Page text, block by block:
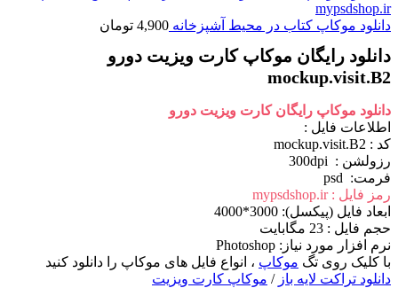
دانلود موکاپ کتاب در محیط آشپزخانه 4,900 تومان
دانلود رایگان موکاپ کارت ویزیت دورو
mockup.visit.B2
دانلود موکاپ رایگان کارت ویزیت دورو
اطلاعات فايل :
کد : mockup.visit.B2
رزولشن : 300dpi
فرمت: psd
رمز فایل : mypsdshop.ir
ابعاد فايل (پيکسل): 3000*4000
حجم فايل : 23 مگابایت
نرم افزار مورد نياز: Photoshop
با کلیک روی تگ موکاپ ، انواع فایل های موکاپ را دانلود کنید
دانلود تراکت لایه باز / موکاپ کارت ویزیت